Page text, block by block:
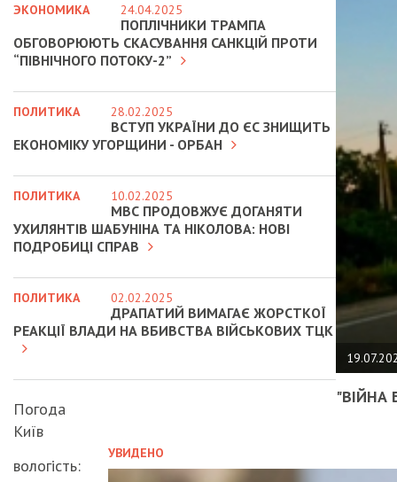
"ВІЙНА
УВИДЕНО
ЭКОНОМИКА 24.04.2025
ПОПЛІЧНИКИ ТРАМПА
ОБГОВОРЮЮТЬ СКАСУВАННЯ САНКЦІЙ ПРОТИ
“ПІВНІЧНОГО ПОТОКУ-2”
ПОЛИТИКА 28.02.2025
ВСТУП УКРАЇНИ ДО ЄС ЗНИЩИТЬ
ЕКОНОМІКУ УГОРЩИНИ - ОРБАН
ПОЛИТИКА 10.02.2025
МВС ПРОДОВЖУЄ ДОГАНЯТИ
УХИЛЯНТІВ ШАБУНІНА ТА НІКОЛОВА: НОВІ
ПОДРОБИЦІ СПРАВ
ПОЛИТИКА 02.02.2025
ДРАПАТИЙ ВИМАГАЄ ЖОРСТКОЇ
РЕАКЦІЇ ВЛАДИ НА ВБИВСТВА ВІЙСЬКОВИХ ТЦК
Погода
Київ
вологість: